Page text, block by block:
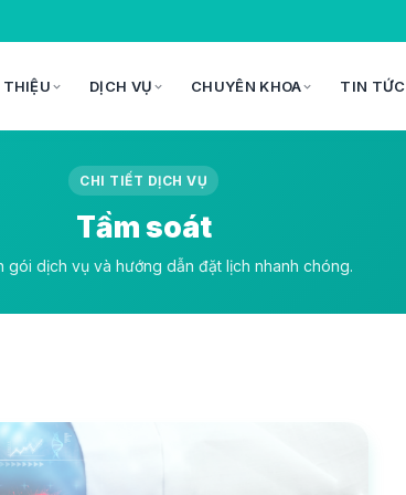
THIỆU DỊCH VỤ CHUYÊN KHOA TIN TỨC
CHI TIẾT DỊCH VỤ
Tầm soát
gói dịch vụ và hướng dẫn đặt lịch nhanh chóng.